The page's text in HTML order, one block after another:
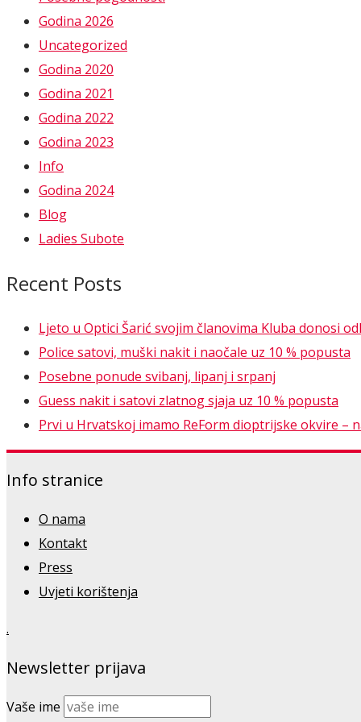
Godina 2026
Uncategorized
Godina 2020
Godina 2021
Godina 2022
Godina 2023
Info
Godina 2024
Blog
Ladies Subote
Recent Posts
Ljeto u Optici Šarić svojim članovima Kluba donosi
Police satovi, muški nakit i naočale uz 10 % popusta
Posebne ponude svibanj, lipanj i srpanj
Guess nakit i satovi zlatnog sjaja uz 10 % popusta
Prvi u Hrvatskoj imamo ReForm dioptrijske okvire –
Info stranice
O nama
Kontakt
Press
Uvjeti korištenja
.
Newsletter prijava
Vaše ime